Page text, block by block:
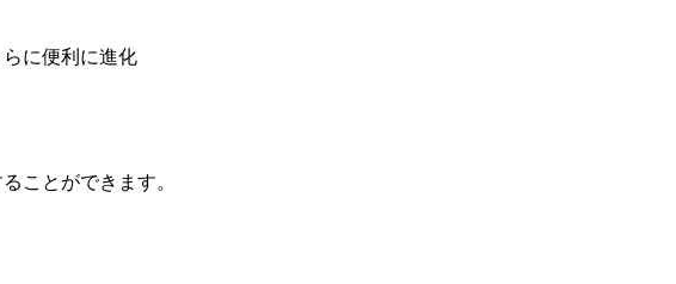
に便利に進化
ことができます。